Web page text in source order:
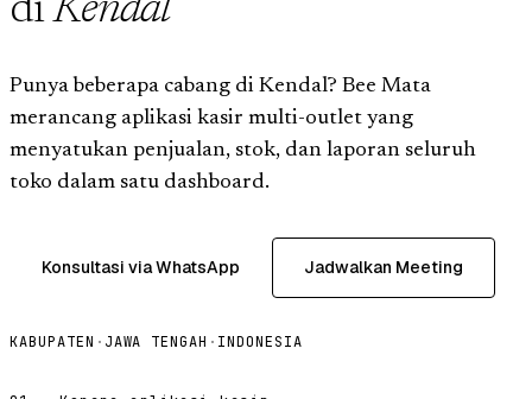
diKendal
Punya beberapa cabang di Kendal? Bee Mata
merancang aplikasi kasir multi-outlet yang
menyatukan penjualan, stok, dan laporan seluruh
toko dalam satu dashboard.
Konsultasi via WhatsApp Jadwalkan Meeting
KABUPATEN · JAWA TENGAH · INDONESIA